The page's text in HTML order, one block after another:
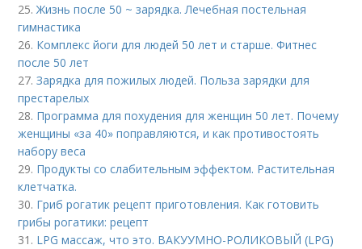
25.Жизнь после 50 ~ зарядка. Лечебная постельная
гимнастика
26. Комплекс йоги для людей 50 лет и старше. Фитнес
после 50 лет
27.Зарядка для пожилых людей. Польза зарядки для
престарелых
28. Программа для похудения для женщин 50 лет. Почему
женщины «за 40» поправляются, и как противостоять
набору веса
29. Продукты со слабительным эффектом. Растительная
клетчатка.
30. Гриб рогатик рецепт приготовления. Как готовить
грибы рогатики: рецепт
31. LPG массаж, что это. ВАКУУМНО-РОЛИКОВЫЙ (LPG)